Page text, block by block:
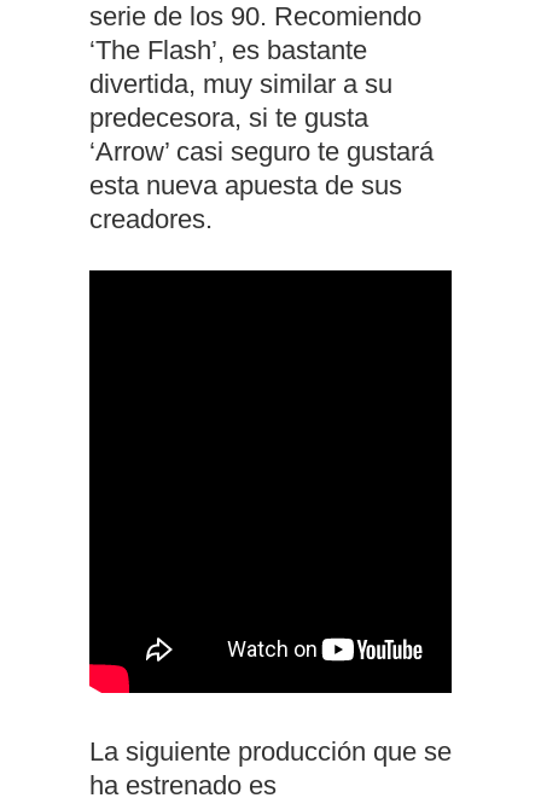
serie de los 90. Recomiendo
‘The Flash’, es bastante
divertida, muy similar a su
predecesora, si te gusta
‘Arrow’ casi seguro te gustará
esta nueva apuesta de sus
creadores.
La siguiente producción que se
ha estrenado es